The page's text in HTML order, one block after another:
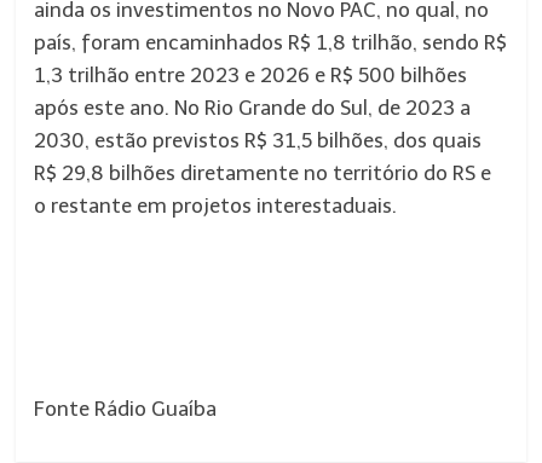
ainda os investimentos no Novo PAC, no qual, no
país, foram encaminhados R$ 1,8 trilhão, sendo R$
1,3 trilhão entre 2023 e 2026 e R$ 500 bilhões
após este ano. No Rio Grande do Sul, de 2023 a
2030, estão previstos R$ 31,5 bilhões, dos quais
R$ 29,8 bilhões diretamente no território do RS e
o restante em projetos interestaduais.
Fonte Rádio Guaíba